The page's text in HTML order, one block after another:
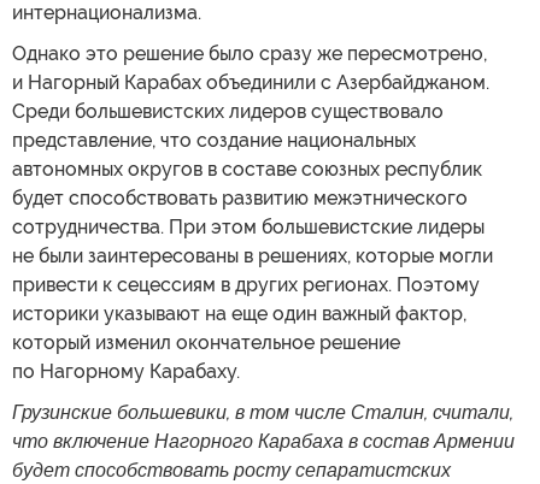
интернационализма.
Однако это решение было сразу же пересмотрено,
и Нагорный Карабах объединили с Азербайджаном.
Среди большевистских лидеров существовало
представление, что создание национальных
автономных округов в составе союзных республик
будет способствовать развитию межэтнического
сотрудничества. При этом большевистские лидеры
не были заинтересованы в решениях, которые могли
привести к сецессиям в других регионах. Поэтому
историки указывают на еще один важный фактор,
который изменил окончательное решение
по Нагорному Карабаху.
Грузинские большевики, в том числе Сталин, считали,
что включение Нагорного Карабаха в состав Армении
будет способствовать росту сепаратистских